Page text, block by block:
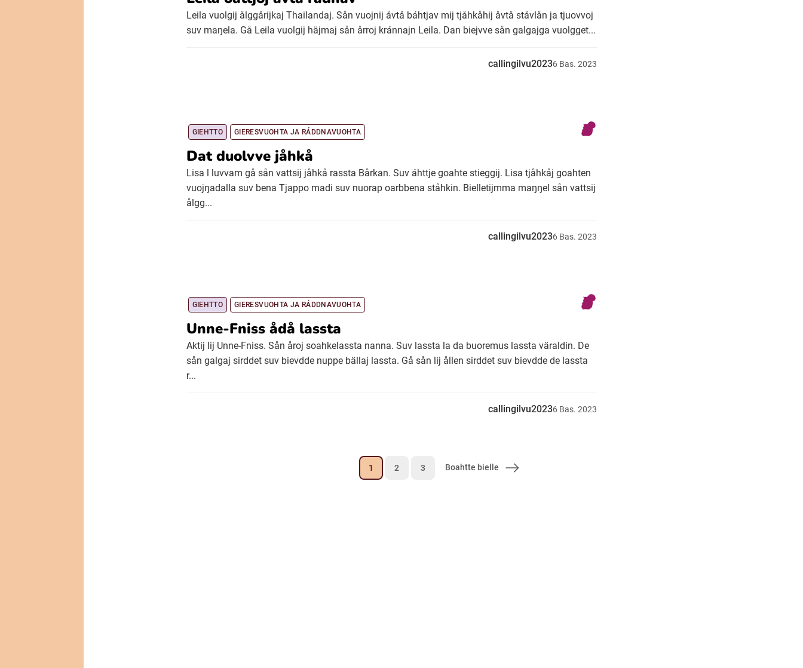
Leila vuolgij ålggårijkaj Thailandaj. Sån vuojnij åvtå báhtjav mij tjåhkåhij åvtå ståvlån ja tjuovvoj
suv maŋela. Gå Leila vuolgij häjmaj sån årroj kránnajn Leila. Dan biejvve sån galgajga vuolgget...
callingilvu20236 Bas. 2023
GIEHTTO GIERESVUOHTA JA RÁDDNAVUOHTA
Dat duolvve jåhkå
Lisa l luvvam gå sån vattsij jåhkå rassta Bårkan. Suv áhttje goahte stieggij. Lisa tjåhkåj goahten
vuojŋadalla suv bena Tjappo madi suv nuorap oarbbena ståhkin. Bielletijmma maŋŋel sån vattsij
ålgg...
callingilvu20236 Bas. 2023
GIEHTTO GIERESVUOHTA JA RÁDDNAVUOHTA
Unne-Fniss ådå lassta
Aktij lij Unne-Fniss. Sån åroj soahkelassta nanna. Suv lassta la da buoremus lassta väraldin. De
sån galgaj sirddet suv bievdde nuppe bällaj lassta. Gå sån lij ållen sirddet suv bievdde de lassta
r...
callingilvu20236 Bas. 2023
1 2 3 Boahtte bielle